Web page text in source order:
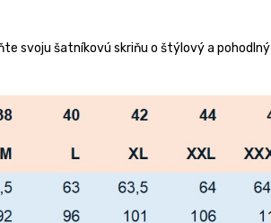
svoju šatníkovú skriňu o štýlový a pohodlný